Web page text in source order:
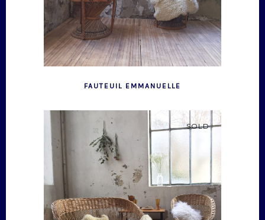
FAUTEUIL EMMANUELLE
SOLD